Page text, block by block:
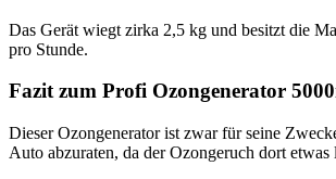
Das Gerät wiegt zirka 2,5 kg und besitzt die
pro Stunde.
Fazit zum Profi Ozongenerator
Dieser Ozongenerator ist zwar für seine
Auto abzuraten, da der Ozongeruch dort